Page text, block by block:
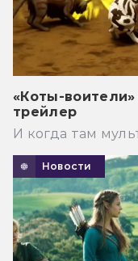
«Коты-воители»
трейлер
И когда там
Новости